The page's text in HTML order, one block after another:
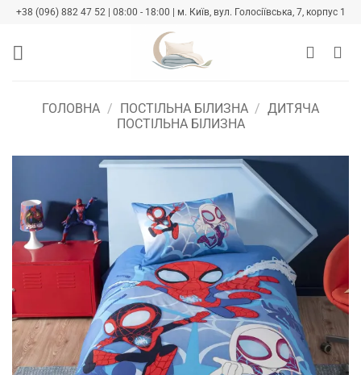
Skip
content
+38 (096) 882 47 52 | 08:00 - 18:00 | м. Київ, вул. Голосіївська, 7, корпус 1
ГОЛОВНА / ПОСТІЛЬНА БІЛИЗНА / ДИТЯЧА
ПОСТІЛЬНА БІЛИЗНА